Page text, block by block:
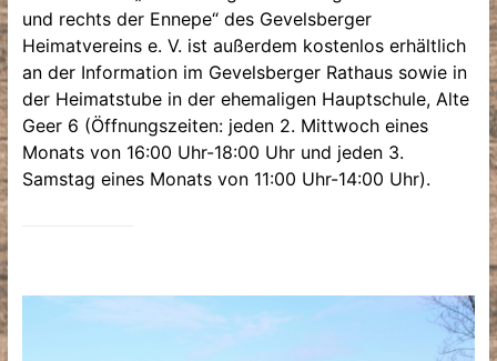
und rechts der Ennepe“ des Gevelsberger
Heimatvereins e. V. ist außerdem kostenlos erhältlich
an der Information im Gevelsberger Rathaus sowie in
der Heimatstube in der ehemaligen Hauptschule, Alte
Geer 6 (Öffnungszeiten: jeden 2. Mittwoch eines
Monats von 16:00 Uhr-18:00 Uhr und jeden 3.
Samstag eines Monats von 11:00 Uhr-14:00 Uhr).